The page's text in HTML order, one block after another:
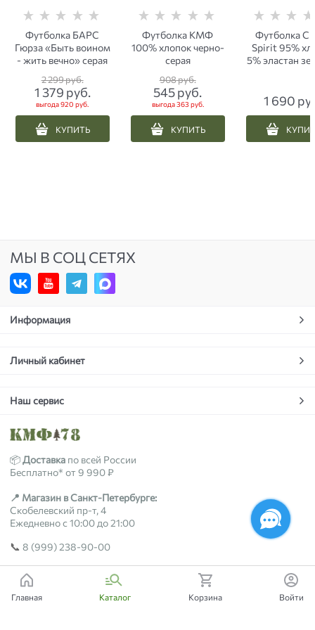
Футболка БАРС
Гюрза «Быть воином
- жить вечно» серая
2 299 руб.
1 379 руб.
выгода920 руб.
КУПИТЬ
Футболка КМФ
100% хлопок черно-
серая
908 руб.
545 руб.
выгода363 руб.
КУПИТЬ
Футболка
Spirit 95%
5% эластан
1 690
МЫ В СОЦ СЕТЯХ
Информация
Личный кабинет
Наш сервис
📦Доставка по всей России
Бесплатно* от 9 990 ₽
📍 Магазин в Санкт-Петербурге:
Скобелевский пр-т, 4
Ежедневно с 10:00 до 21:00
📞 8 (999) 238-90-00
2018-2026 © kmf78.ru
Главная Каталог Корзина Войти